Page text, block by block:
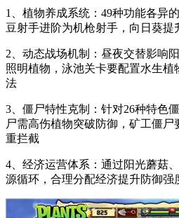
1、植物养成系统：49种功能各异
豆射手进阶为机枪射手，向日葵
2、动态战场机制：昼夜交替影响
照明植物，泳池关卡要配置水生
法
3、僵尸特性克制：针对26种特色
尸需高伤植物突破防御，矿工僵尸
重拦截
4、经济运营体系：通过阳光蘑菇
源循环，合理分配经济提升防御强